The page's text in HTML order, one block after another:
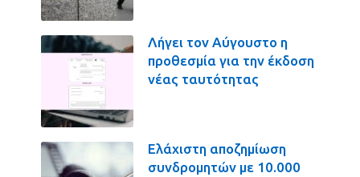
Λήγει τον Αύγουστο η
προθεσμία για την έκδοση
νέας ταυτότητας
Ελάχιστη αποζημίωση
συνδρομητών με 10.000